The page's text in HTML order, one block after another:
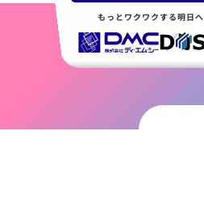
もっとワクワクする明日へ